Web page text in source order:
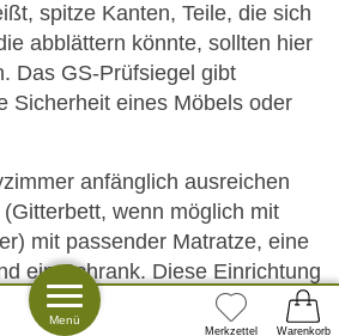
spitze Kanten, Teile, die sich
abblättern könnte, sollten hier
Das GS-Prüfsiegel gibt
Sicherheit eines Möbels oder
anfänglich ausreichen
wenn möglich mit
mit passender Matratze, eine
ein Schrank. Diese Einrichtung
zumal das Kind in diesem
Wert auf Dekoration legt.
Warenkorb
Merkzettel
Menü